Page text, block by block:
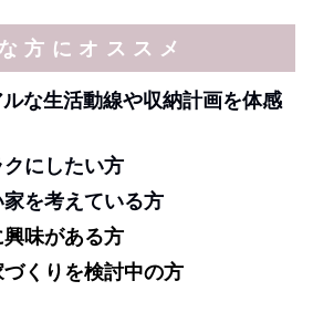
方にオススメ
な生活動線や収納計画を体感
にしたい方
を考えている方
味がある方
くりを検討中の方